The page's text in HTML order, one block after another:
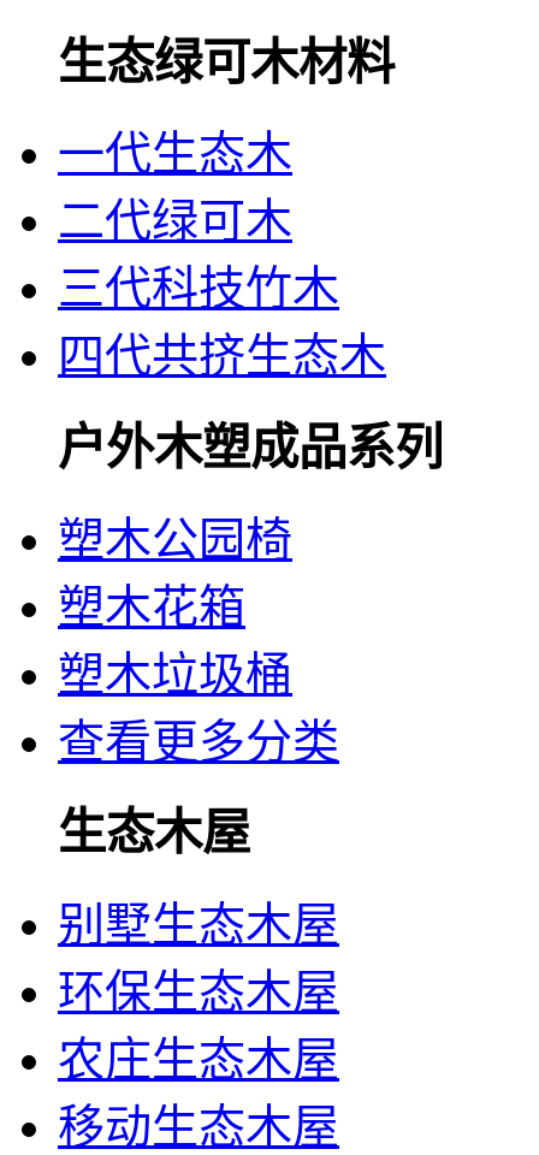
生态绿可木材料
一代生态木
二代绿可木
三代科技竹木
四代共挤生态木
户外木塑成品系列
塑木公园椅
塑木花箱
塑木垃圾桶
查看更多分类
生态木屋
别墅生态木屋
环保生态木屋
农庄生态木屋
移动生态木屋